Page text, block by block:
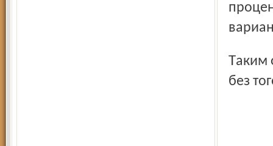
Таким образом, предложение Минфина сыграет на руку и
без